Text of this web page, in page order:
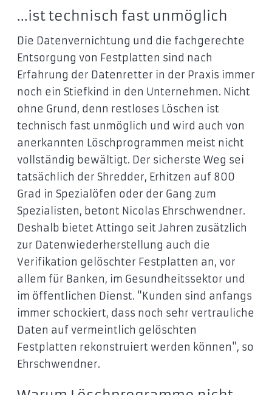
...ist technisch fast unmöglich
Die Datenvernichtung und die fachgerechte
Entsorgung von Festplatten sind nach
Erfahrung der Datenretter in der Praxis immer
noch ein Stiefkind in den Unternehmen. Nicht
ohne Grund, denn restloses Löschen ist
technisch fast unmöglich und wird auch von
anerkannten Löschprogrammen meist nicht
vollständig bewältigt. Der sicherste Weg sei
tatsächlich der Shredder, Erhitzen auf 800
Grad in Spezialöfen oder der Gang zum
Spezialisten, betont Nicolas Ehrschwendner.
Deshalb bietet Attingo seit Jahren zusätzlich
zur Datenwiederherstellung auch die
Verifikation gelöschter Festplatten an, vor
allem für Banken, im Gesundheitssektor und
im öffentlichen Dienst. "Kunden sind anfangs
immer schockiert, dass noch sehr vertrauliche
Daten auf vermeintlich gelöschten
Festplatten rekonstruiert werden können", so
Ehrschwendner.